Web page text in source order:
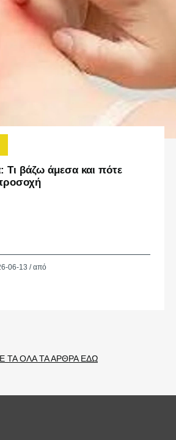
Τι βάζω άμεσα και πότε
06-13 / από
ΤΑ ΟΛΑ ΤΑ ΑΡΘΡΑ ΕΔΩ